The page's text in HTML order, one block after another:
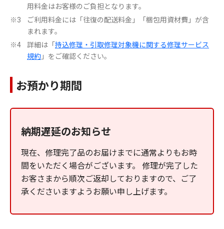
用料金はお客様のご負担となります。
※3
ご利用料金には「往復の配送料金」「梱包用資材費」が含
まれます。
※4 詳細は「持込修理・引取修理対象機に関する修理サービス
規約 」をご確認ください。
お預かり期間
納期遅延のお知らせ
現在、修理完了品のお届けまでに通常よりもお時
間をいただく場合がございます。 修理が完了した
お客さまから順次ご返却しておりますので、ご了
承くださいますようお願い申し上げます。